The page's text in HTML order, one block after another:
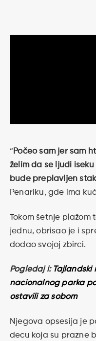
“ Počeo sam jer sam
želim da se ljudi
bude preplavljen
Penariku, gde ima
Tokom šetnje
jednu, obrisao je i
dodao svojoj zbirci.
Pogledaj i: Tajlandski
nacionalnog parka
ostavili za sobom
Njegova opsesija je
decu koja su prazne